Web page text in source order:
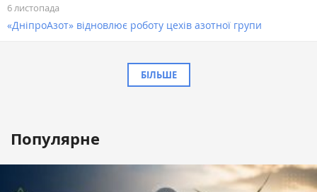
6 листопада
«ДніпроАзот» відновлює роботу цехів азотної групи
БІЛЬШЕ
Популярне